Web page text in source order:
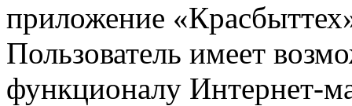
приложение
Пользователь имеет
функционалу Интернет-